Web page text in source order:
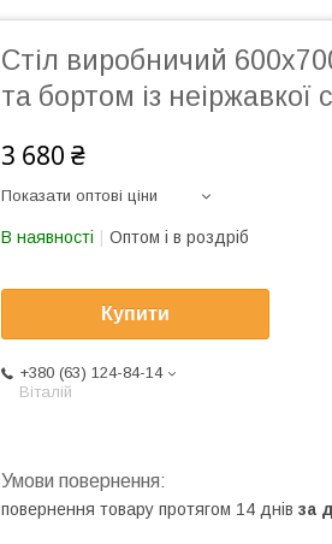
Стіл виробничий
та бортом із неіржавкої
3 680 ₴
Показати оптові ціни
В наявності Оптом і в роздріб
Купити
+380 (63) 124-84-14
Віталій
повернення товару протягом 14 днів за